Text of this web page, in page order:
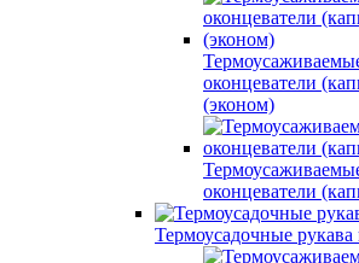
оконцеватели
(эконом)
оконцеватели
Термоусадочные